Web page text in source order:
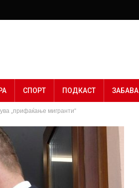
СПОРТ ПОДКАСТ ЗАБАВА
„прифаќање мигранти“